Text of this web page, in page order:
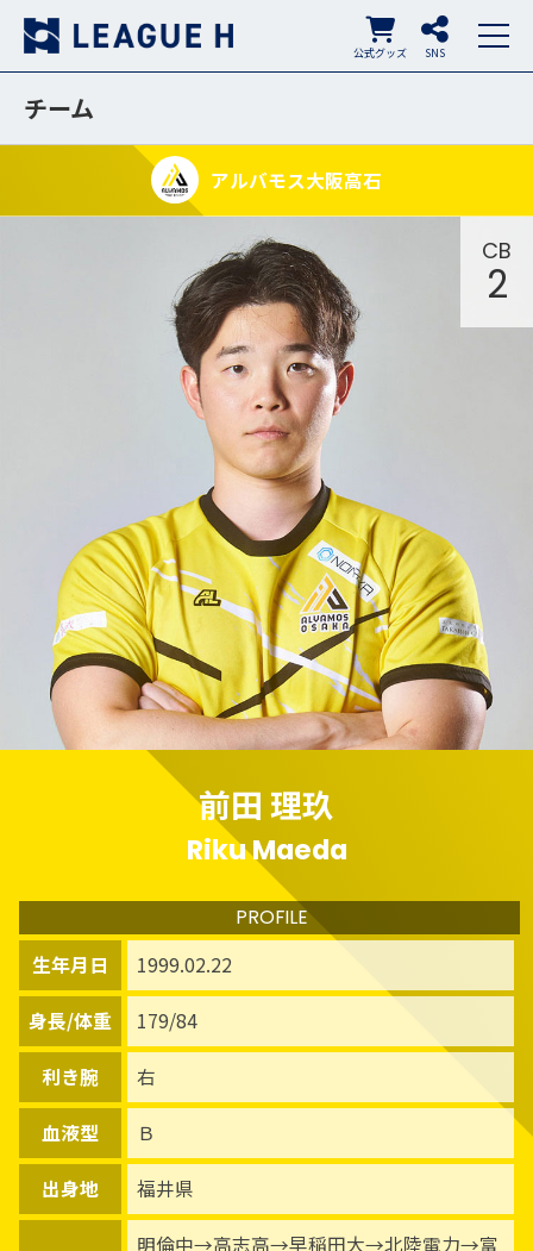
SNS
公式グッズ
チーム
アルバモス大阪高石
前田 理玖
Riku Maeda
CB
2
生年月日 1999.02.22
身長/体重 179/84
利き腕 右
血液型 Ｂ
出身地 福井県
明倫中→高志高→早稲田大→北陸電力→富
PROFILE